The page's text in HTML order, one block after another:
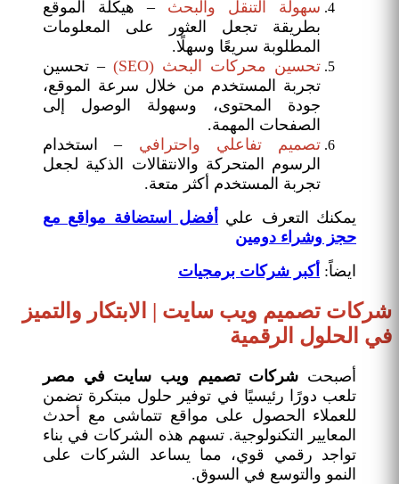
سهولة التنقل والبحث – هيكلة الموقع
بطريقة تجعل العثور على المعلومات
المطلوبة سريعًا وسهلًا.
تحسين محركات البحث (SEO)
– تحسين
تجربة المستخدم من خلال سرعة الموقع،
جودة المحتوى، وسهولة الوصول إلى
الصفحات المهمة.
تصميم تفاعلي واحترافي – استخدام
الرسوم المتحركة والانتقالات الذكية لجعل
تجربة المستخدم أكثر متعة.
يمكنك التعرف علي
أفضل استضافة مواقع مع
حجز وشراء دومين
ايضاً: أكبر شركات برمجيات
شركات تصميم ويب سايت | الابتكار والتميز
في الحلول الرقمية
أصبحت شركات تصميم ويب سايت في مصر
تلعب دورًا رئيسيًا في توفير حلول مبتكرة تضمن
للعملاء الحصول على مواقع تتماشى مع أحدث
المعايير التكنولوجية. تسهم هذه الشركات في بناء
تواجد رقمي قوي، مما يساعد الشركات على
النمو والتوسع في السوق.